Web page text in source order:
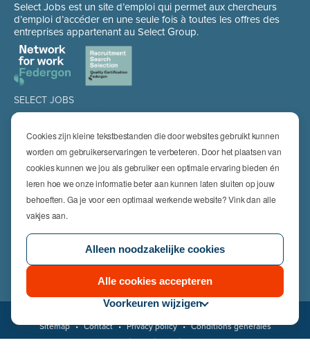
Cookies zijn kleine tekstbestanden die door websites gebruikt kunnen
worden om gebruikerservaringen te verbeteren. Door het plaatsen van
cookies kunnen we jou als gebruiker een optimale ervaring bieden én
leren hoe we onze informatie beter aan kunnen laten sluiten op jouw
behoeften. Ga je voor een optimaal werkende website? Vink dan alle
vakjes aan.
Alleen noodzakelijke cookies
Alle cookies accepteren
Voorkeuren wijzigen
Select Jobs est un site d’emploi qui permet aux chercheurs
d’emploi d’accéder en une seule fois à toutes les offres des
entreprises appartenant au Select Group.
SELECT JOBS
Jobs et offres d'emploi actuels
Jobalert
DOMAINES
Technics
High Technics & Engineering
Logistics
Finance & Insurance
Office
RH & Legal
Sitemap • Contact • Privacy policy • Conditions générales